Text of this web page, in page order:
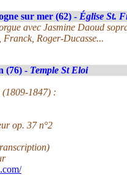
sur mer (62) - Église St.
avec Jasmine Daoud
Roger-Ducasse...
(76) - Temple St Eloi
(1809-1847) :
op. 37 n°2